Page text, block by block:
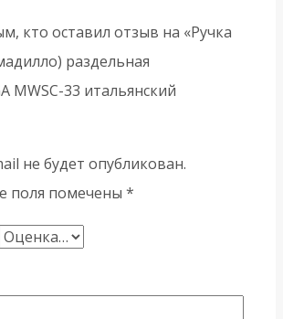
кто оставил отзыв на «Ручка
раздельная
MWSC-33 итальянский
не будет опубликован.
поля помечены *